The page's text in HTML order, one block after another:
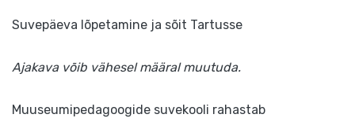
Suvepäeva lõpetamine ja sõit Tartusse
Ajakava võib vähesel määral muutuda.
Muuseumipedagoogide suvekooli rahastab